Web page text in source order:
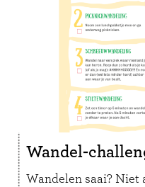
Wandel-
Wandelen saai? Niet